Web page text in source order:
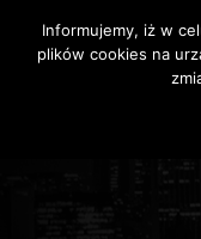
Informujemy, iż w
plików cookies na